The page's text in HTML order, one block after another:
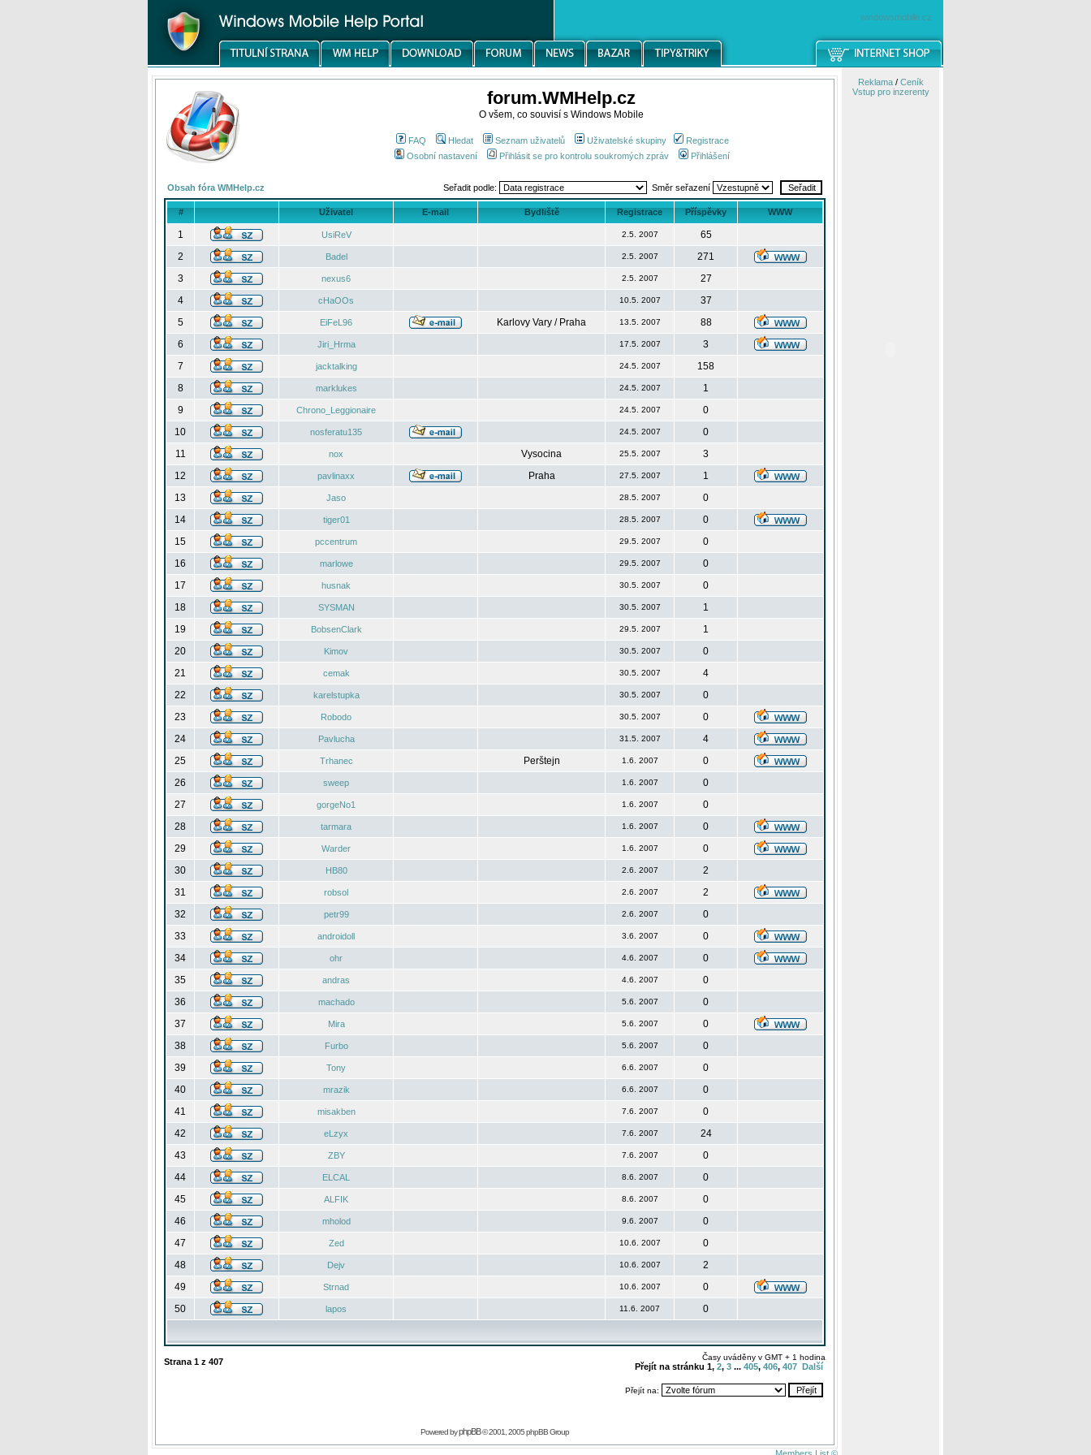
windowsmobile.cz
forum.WMHelp.cz
O všem, co souvisí s Windows Mobile
FAQ Hledat Seznam uživatelů Uživatelské skupiny
Registrace
Osobní nastavení
Přihlásit se pro kontrolu soukromých zpráv Přihlášení
Obsah fóra WMHelp.cz Seřadit podle: Směr seřazení
# Uživatel E-mail Bydliště Registrace Příspěvky WWW
1 UsiReV 2.5. 2007
65
2
Badel 2.5. 2007
271
3
nexus6 2.5. 2007
27
4
cHaOOs 10.5. 2007
37
5
EiFeL96 Karlovy Vary / Praha 13.5. 2007
88
6
Jiri_Hrma 17.5. 2007
3
7
jacktalking 24.5. 2007
158
8
marklukes 24.5. 2007
1
9
Chrono_Leggionaire 24.5. 2007
0
10
nosferatu135 24.5. 2007
0
11
nox Vysocina 25.5. 2007
3
12
pavlinaxx Praha 27.5. 2007
1
13
Jaso 28.5. 2007
0
14
tiger01 28.5. 2007
0
15
pccentrum 29.5. 2007
0
16
marlowe 29.5. 2007
0
17
husnak 30.5. 2007
0
18
SYSMAN 30.5. 2007
1
19
BobsenClark 29.5. 2007
1
20
Kimov 30.5. 2007
0
21
cemak 30.5. 2007
4
22
karelstupka 30.5. 2007
0
23
Robodo 30.5. 2007
0
24
Pavlucha 31.5. 2007
4
25
Trhanec Perštejn 1.6. 2007
0
26
sweep 1.6. 2007
0
27
gorgeNo1 1.6. 2007
0
28
tarmara 1.6. 2007
0
29
Warder 1.6. 2007
0
30
HB80 2.6. 2007
2
31
robsol 2.6. 2007
2
32
petr99 2.6. 2007
0
33
androidoll 3.6. 2007
0
34
ohr 4.6. 2007
0
35
andras 4.6. 2007
0
36
machado 5.6. 2007
0
37
Mira 5.6. 2007
0
38
Furbo 5.6. 2007
0
39
Tony 6.6. 2007
0
40
mrazik 6.6. 2007
0
41
misakben 7.6. 2007
0
42
eLzyx 7.6. 2007
24
43
ZBY 7.6. 2007
0
44
ELCAL 8.6. 2007
0
45
ALFIK 8.6. 2007
0
46
mholod 9.6. 2007
0
47
Zed 10.6. 2007
0
48
Dejv 10.6. 2007
2
49
Strnad 10.6. 2007
0
50
lapos 11.6. 2007 0
Strana 1 z 407 Časy uváděny v GMT + 1 hodina
Přejít na stránku 1, 2, 3 ... 405, 406, 407 Další
Přejít na:
Powered byphpBB© 2001, 2005 phpBB Group
Reklama/ Ceník
Vstup pro inzerenty